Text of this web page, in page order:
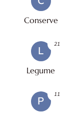
Conserve
L
Legume
21
P
11